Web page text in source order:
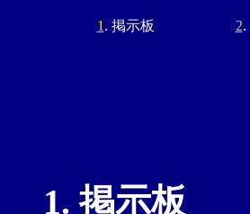
1 . 掲示板 2.
1. 掲示板